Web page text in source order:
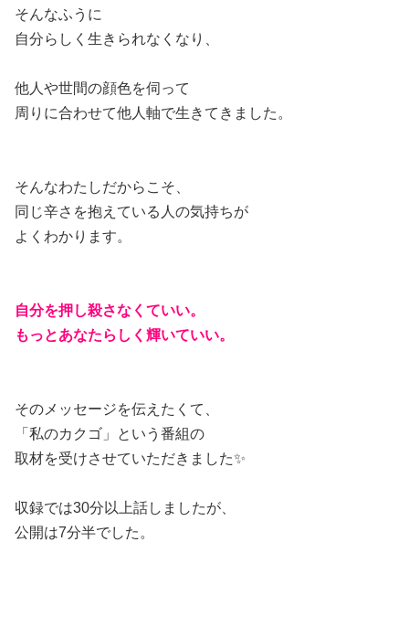
そんなふうに
自分らしく生きられなくなり、
他人や世間の顔色を伺って
周りに合わせて他人軸で生きてきました。
そんなわたしだからこそ、
同じ辛さを抱えている人の気持ちが
よくわかります。
自分を押し殺さなくていい。
もっとあなたらしく輝いていい。
そのメッセージを伝えたくて、
「私のカクゴ」という番組の
取材を受けさせていただきました✨
収録では30分以上話しましたが、
公開は7分半でした。